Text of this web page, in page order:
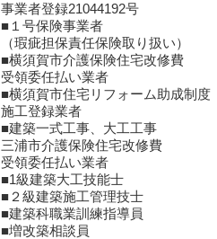
事業者登録21044192号
■１号保険事業者
（瑕疵担保責任保険取り扱い）
■横須賀市介護保険住宅改修費
受領委任払い業者
■横須賀市住宅リフォーム助成制度
施工登録業者
■建築一式工事、大工工事
三浦市介護保険住宅改修費
受領委任払い業者
■1級建築大工技能士
■２級建築施工管理技士
■建築科職業訓練指導員
■増改築相談員